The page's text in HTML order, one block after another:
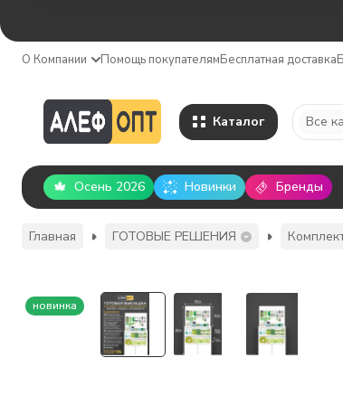
О Компании Помощь покупателямБесплатная доставка
Каталог Все
Осень 2026 Новинки Бренды
Главная ГОТОВЫЕ РЕШЕНИЯ
новинка